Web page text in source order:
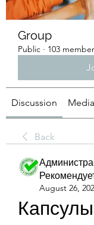
Group
Public · 103
Discussion Media
Back
August 26,